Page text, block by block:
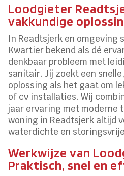
Loodgieter
vakkundige
In Readtsjerk en omgeving
Kwartier bekend als dé
denkbaar probleem met
sanitair. Jij zoekt een
oplossing als het gaat om
of cv installaties. Wij
jaar ervaring met moderne
woning in Readtsjerk altijd
waterdichte en
Werkwijze van
Praktisch, snel en